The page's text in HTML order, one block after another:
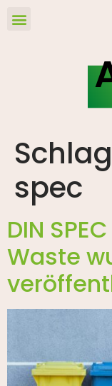
spec
DIN
Waste